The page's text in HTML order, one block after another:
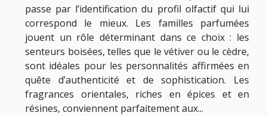
passe par l’identification du profil olfactif qui lui
correspond le mieux. Les familles parfumées
jouent un rôle déterminant dans ce choix : les
senteurs boisées, telles que le vétiver ou le cèdre,
sont idéales pour les personnalités affirmées en
quête d’authenticité et de sophistication. Les
fragrances orientales, riches en épices et en
résines, conviennent parfaitement aux...